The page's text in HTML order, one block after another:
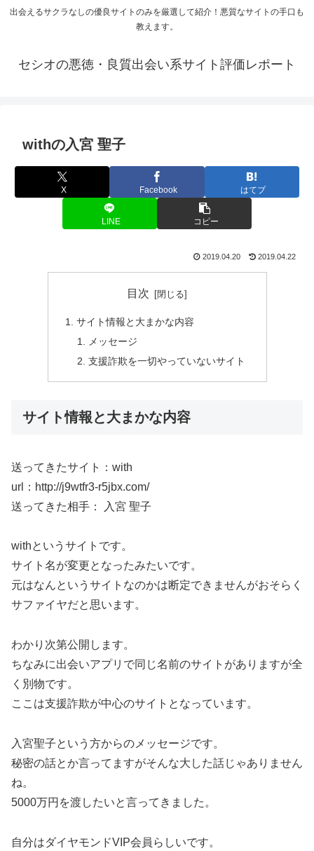
出会えるサクラなしの優良サイトのみを厳選して紹介！悪質なサイトの手口も
教えます。
セシオの悪徳・良質出会い系サイト評価レポート
withの入宮 聖子
X Facebook はてブ
LINE コピー
2019.04.20 2019.04.22
目次
サイト情報と大まかな内容
メッセージ
支援詐欺を一切やっていないサイト
サイト情報と大まかな内容
送ってきたサイト：with
url：http://j9wtfr3-r5jbx.com/
送ってきた相手： 入宮 聖子
withというサイトです。
サイト名が変更となったみたいです。
元はなんというサイトなのかは断定できませんがおそらく
サファイヤだと思います。
わかり次第公開します。
ちなみに出会いアプリで同じ名前のサイトがありますが全
く別物です。
ここは支援詐欺が中心のサイトとなっています。
入宮聖子という方からのメッセージです。
秘密の話とか言ってますがそんな大した話じゃありません
ね。
5000万円を渡したいと言ってきました。
自分はダイヤモンドVIP会員らしいです。